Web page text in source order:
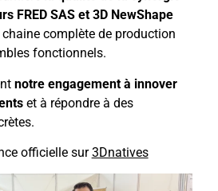
FRED SAS et 3D NewShape
complète de production
fonctionnels.
notre engagement à innover
et à répondre à des
officielle sur3Dnatives